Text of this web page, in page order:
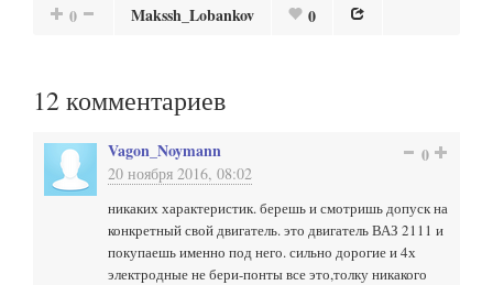
0 Makssh_Lobankov 0
12 комментариев
Vagon_Noymann
20 ноября 2016, 08:02
0
никаких характеристик. берешь и смотришь допуск на
конкретный свой двигатель. это двигатель ВАЗ 2111 и
покупаешь именно под него. сильно дорогие и 4х
электродные не бери-понты все это,толку никакого